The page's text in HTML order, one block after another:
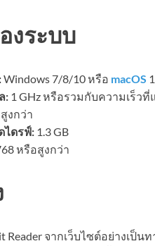
งระบบ
Windows 7/8/10 หรือ macOS
: 1 GHz หรือรวมกับความเร็ว
งกว่า
ไดรฟ์: 1.3 GB
หรือสูงกว่า
Reader จากเว็บไซต์อย่างเป็น